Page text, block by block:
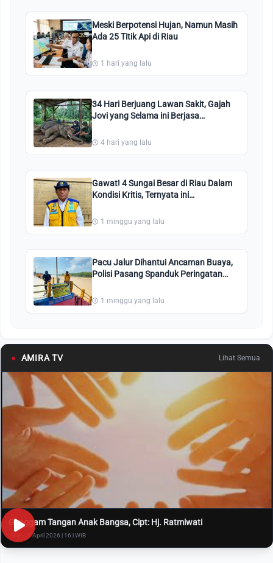
Meski Berpotensi Hujan, Namun Masih
Ada 25 Titik Api di Riau
1 hari yang lalu
34 Hari Berjuang Lawan Sakit, Gajah
Jovi yang Selama ini Berjasa
Meninggal
4 hari yang lalu
Gawat! 4 Sungai Besar di Riau Dalam
Kondisi Kritis, Ternyata ini
1 minggu yang lalu
Pacu Jalur Dihantui Ancaman Buaya,
Polisi Pasang Spanduk Peringatan
1 minggu yang lalu
● AMIRA TV Lihat Semua
Genggam Tangan Anak Bangsa, Cipt: Hj. Ratmiwati
Rabu, 8 April 2026 | 16:i WIB